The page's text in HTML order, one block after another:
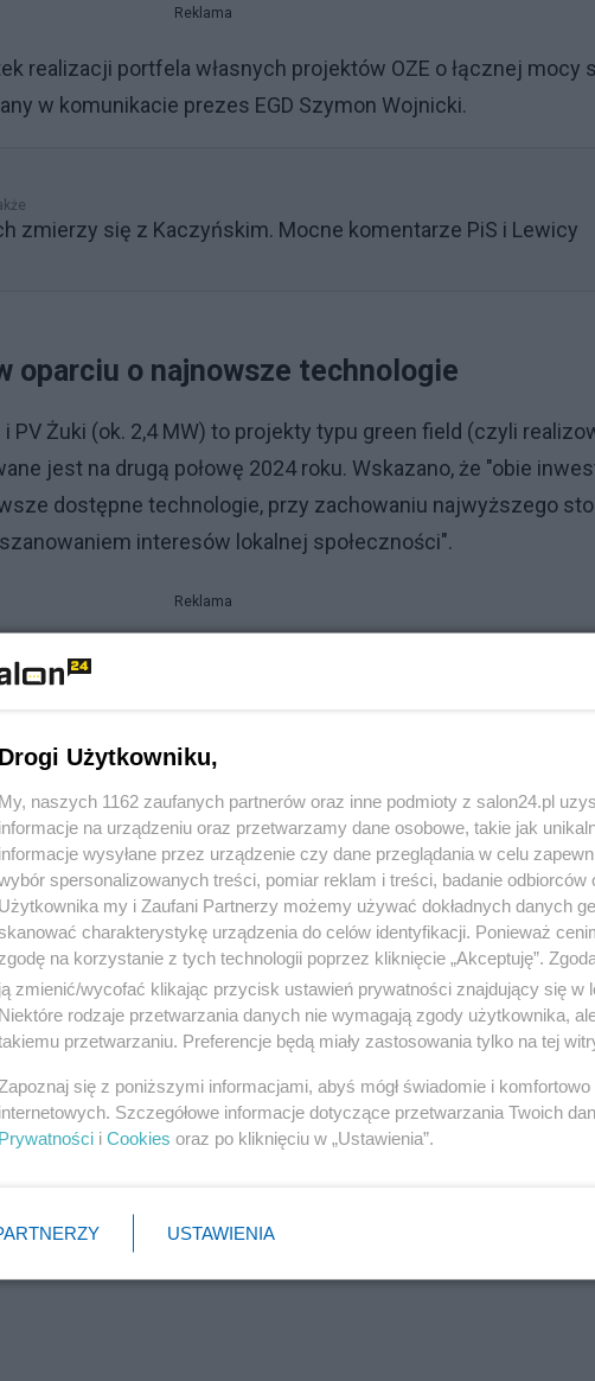
Reklama
realizacji portfela własnych projektów OZE o łącznej mocy
w komunikacie prezes EGD Szymon Wojnicki.
zmierzy się z Kaczyńskim. Mocne komentarze PiS i Lewicy
oparciu o najnowsze technologie
i PV Żuki (ok. 2,4 MW) to projekty typu green field (czyli
jest na drugą połowę 2024 roku. Wskazano, że "obie
dostępne technologie, przy zachowaniu najwyższego
interesów lokalnej społeczności".
Reklama
mają zostać w powiecie tureckim w województwie
Energi: farmy wiatrowej Przykona o mocy 31 MW oraz
i PV Przykona (ok. 1 MW).
Drogi Użytkowniku,
My, naszych 1162 zaufanych partnerów oraz inne podmioty z salon24.pl
informacje na urządzeniu oraz przetwarzamy dane osobowe, takie jak
informacje wysyłane przez urządzenie czy dane przeglądania w celu
spersonalizowanych treści, pomiar reklam i treści, badanie odbiorców
Użytkownika my i Zaufani Partnerzy możemy używać dokładnych danych
charakterystykę urządzenia do celów identyfikacji. Ponieważ
zgodę na korzystanie z tych technologii poprzez kliknięcie „Akceptuję”.
ją zmienić/wycofać klikając przycisk ustawień prywatności znajdujący się w
Niektóre rodzaje przetwarzania danych nie wymagają zgody użytkownika,
przetwarzaniu. Preferencje będą miały zastosowania tylko na tej
Zapoznaj się z poniższymi informacjami, abyś mógł świadomie i
internetowych. Szczegółowe informacje dotyczące przetwarzania Twoich
Prywatności i Cookies oraz po kliknięciu w „Ustawienia”.
USTAWIENIA